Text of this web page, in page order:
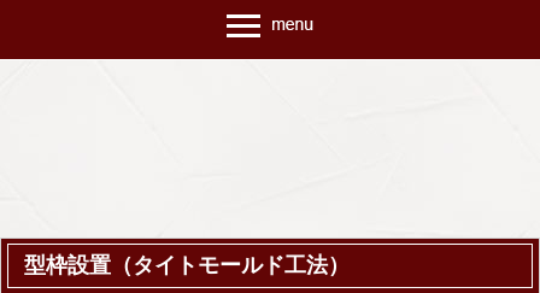
型枠設置（タイトモールド工法）